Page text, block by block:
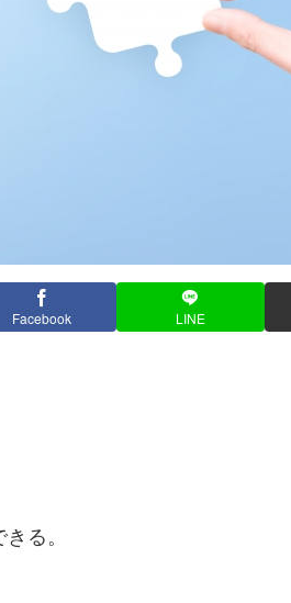
Facebook LINE
る。